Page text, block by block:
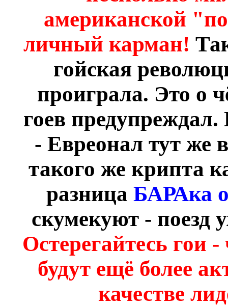
американской
личный карман!
гойская
проиграла. Это о
гоев
- Евреонал тут же
такого же крипта
разница БАРАка
скумекуют - поезд
Остерегайтесь гои
будут ещё более
качестве